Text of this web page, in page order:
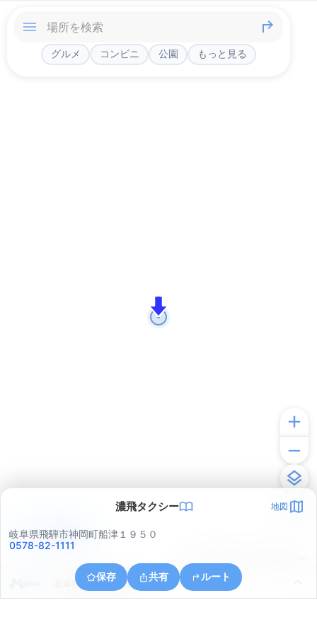
グルメ コンビニ 公園 もっと見る
濃飛タクシー 地図
岐阜県飛騨市神岡町船津１９５０
0578-82-1111
保存 共有 ルート
岐阜県飛騨市神岡町殿
アプリで見る